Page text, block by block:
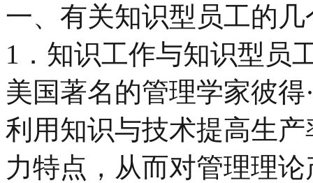
一、有关知识型员工的
1．知识工作与知识型员
美国著名的管理学家彼
利用知识与技术提高生
力特点，从而对管理理